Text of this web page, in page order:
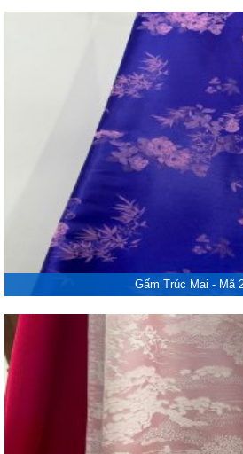
Gấm Trúc Mai - Mã